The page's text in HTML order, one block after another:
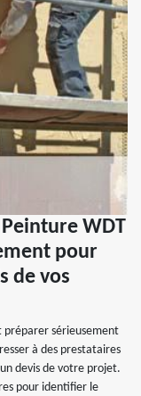
WDT
pour
de vos
préparer sérieusement
à des prestataires
devis de votre projet.
pour identifier le